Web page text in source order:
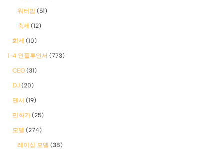
워터밤 (51)
축제 (12)
화제 (10)
1-4 인플루언서 (773)
CEO (31)
DJ (20)
댄서 (19)
만화가 (25)
모델 (274)
레이싱 모델 (38)